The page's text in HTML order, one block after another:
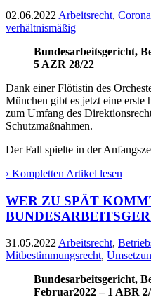
02.06.2022 Arbeitsrecht, Corona
verhältnismäßig
Bundesarbeitsgericht,
5 AZR 28/22
Dank einer Flötistin des
München gibt es jetzt eine erste
zum Umfang des
Schutzmaßnahmen.
Der Fall spielte in der
› Kompletten Artikel lesen
WER ZU SPÄT
31.05.2022 Arbeitsrecht,
Mitbestimmungsrecht,
Bundesarbeitsgericht,
Februar2022 – 1 ABR 2/